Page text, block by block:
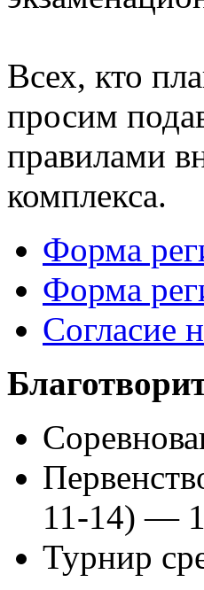
Всех, кто
просим
правилами
комплекса.
Форма
Форма
Согласие
11-14) —
Турнир